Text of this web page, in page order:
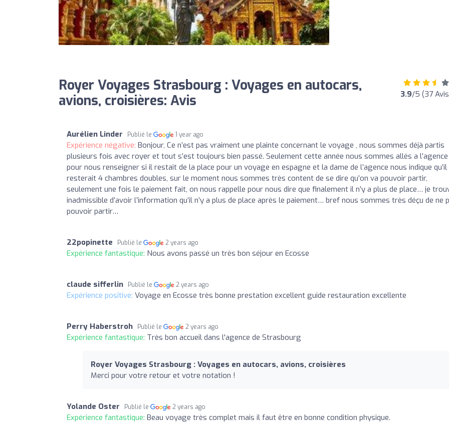
Royer Voyages Strasbourg : Voyages en autocars,
avions, croisières: Avis
3.9/5 (37
Aurélien Linder Publié le 1 year ago
Expérience négative: Bonjour, Ce n’est pas vraiment une plainte concernant le voyage , nous sommes déjà partis
plusieurs fois avec royer et tout s’est toujours bien passé. Seulement cette année nous sommes allés a l’agence
pour nous renseigner si il restait de la place pour un voyage en espagne et la dame de l’agence nous indique qu’il
resterait 4 chambres doubles, sur le moment nous sommes très content de se dire qu’on va pouvoir partir,
seulement une fois le paiement fait, on nous rappelle pour nous dire que finalement il n’y a plus de place… je
inadmissible d’avoir l’information qu’il n’y a plus de place après le paiement… bref nous sommes très déçu de ne
pouvoir partir…
22popinette Publié le 2 years ago
Expérience fantastique: Nous avons passé un très bon séjour en Ecosse
claude sifferlin Publié le 2 years ago
Expérience positive: Voyage en Ecosse très bonne prestation excellent guide restauration excellente
Perry Haberstroh Publié le 2 years ago
Expérience fantastique: Très bon accueil dans l'agence de Strasbourg
Royer Voyages Strasbourg : Voyages en autocars, avions, croisières
Merci pour votre retour et votre notation !
Yolande Oster Publié le 2 years ago
Expérience fantastique: Beau voyage très complet mais il faut être en bonne condition physique.